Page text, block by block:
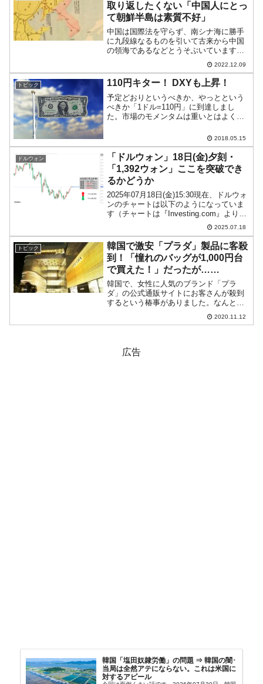
取り返したくない「中国人にとっ
て朝鮮半島は素質不好」
中国は国際法を守らず、南シナ海に勝手
に九段線なるものを引いて古来から中国
の領海であるなどとうそぶいています。
中国はかつてあった国の恥をそそぐとし
ており、明・清の時代に（自分たちが）
領土・領海である（とみなしていた）場
所を現在の国際法を無視し...
2022.12.09
トピック 110円キター！ DXYも上昇！
予定どおりというべきか、やっとという
べきか「1ドル=110円」に到達しまし
た。市場のモメンタムは重いとはよくい
上げたというところでしょう。上掲はド
ル円のチャートですが、下は直近1週間の
DXY(ドルの強さを...
2018.05.15
ドルウォン
「ドルウォン」18日(金)夕刻・
「1,392ウォン」ここを突破でき
るかどうか
2025年07月18日(金)15:30現在、ドルウォ
ンのチャートは以下のようになっていま
す（チャートは『Investing.com』より引
用）。しんどくなってきました(笑)。ここ
が突破できるどうか……です。現在のと
ころ「1ドル＝1,392ウ...
2025.07.18
トピック
韓国で激安「プラダ」製品に客殺
到！「憧れのバッグが1,000円台
で買えた！」だったが……
韓国で、女性に人気のブランド「プラ
ダ」の公式通販サイトにお客さんが殺到
するという椿事がありました。なんとブ
ラダ製のバッグが1万ウォン台（日本円で
1,000円台）～という激安価格で販売され
2020.11.12
広告
韓国「塩田奴隷労働」の問題 ⇒ 韓国の闇･
当局は全然アテにならない。これは米国に
対するアピール